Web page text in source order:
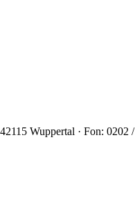
Wuppertal · Fon: 0202